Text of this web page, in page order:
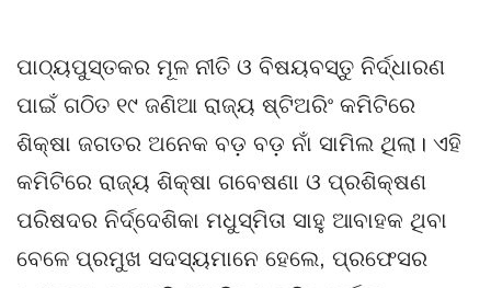
ପାଠ୍ୟପୁସ୍ତକର ମୂଳ ନୀତି ଓ ବିଷୟବସ୍ତୁ ନିର୍ଦ୍ଧାରଣ
ପାଇଁ ଗଠିତ ୧୯ ଜଣିଆ ରାଜ୍ୟ ଷ୍ଟିଅରିଂ କମିଟିରେ
ଶିକ୍ଷା ଜଗତର ଅନେକ ବଡ଼ ବଡ଼ ନାଁ ସାମିଲ ଥିଲା। ଏହି
କମିଟିରେ ରାଜ୍ୟ ଶିକ୍ଷା ଗବେଷଣା ଓ ପ୍ରଶିକ୍ଷଣ
ପରିଷଦର ନିର୍ଦ୍ଦେଶିକା ମଧୁସ୍ମିତା ସାହୁ ଆବାହକ ଥିବା
ବେଳେ ପ୍ରମୁଖ ସଦସ୍ୟମାନେ ହେଲେ, ପ୍ରଫେସର